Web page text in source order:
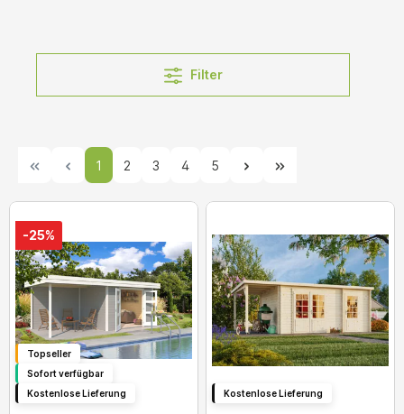
Filter
1 2 3 4 5
-25%
Topseller
Sofort verfügbar
Kostenlose Lieferung
Kostenlose Lieferung